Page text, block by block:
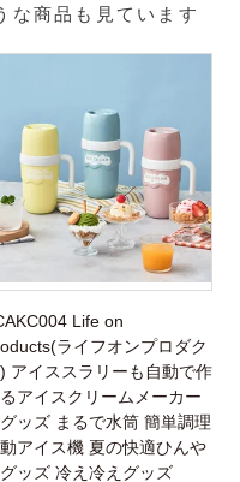
な商品も見ています
Life on
ライフオンプロダク
アイススラリーも自動で作
アイスクリームメーカー
ッズ まるで水筒 簡単調理
アイス機 夏の快適ひんや
グッズ 冷え冷えグッズ